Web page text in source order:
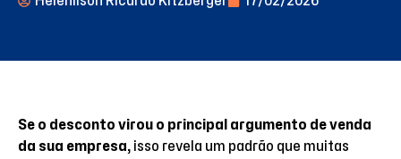
Se o desconto virou o principal argumento de venda
da sua empresa, isso revela um padrão que muitas